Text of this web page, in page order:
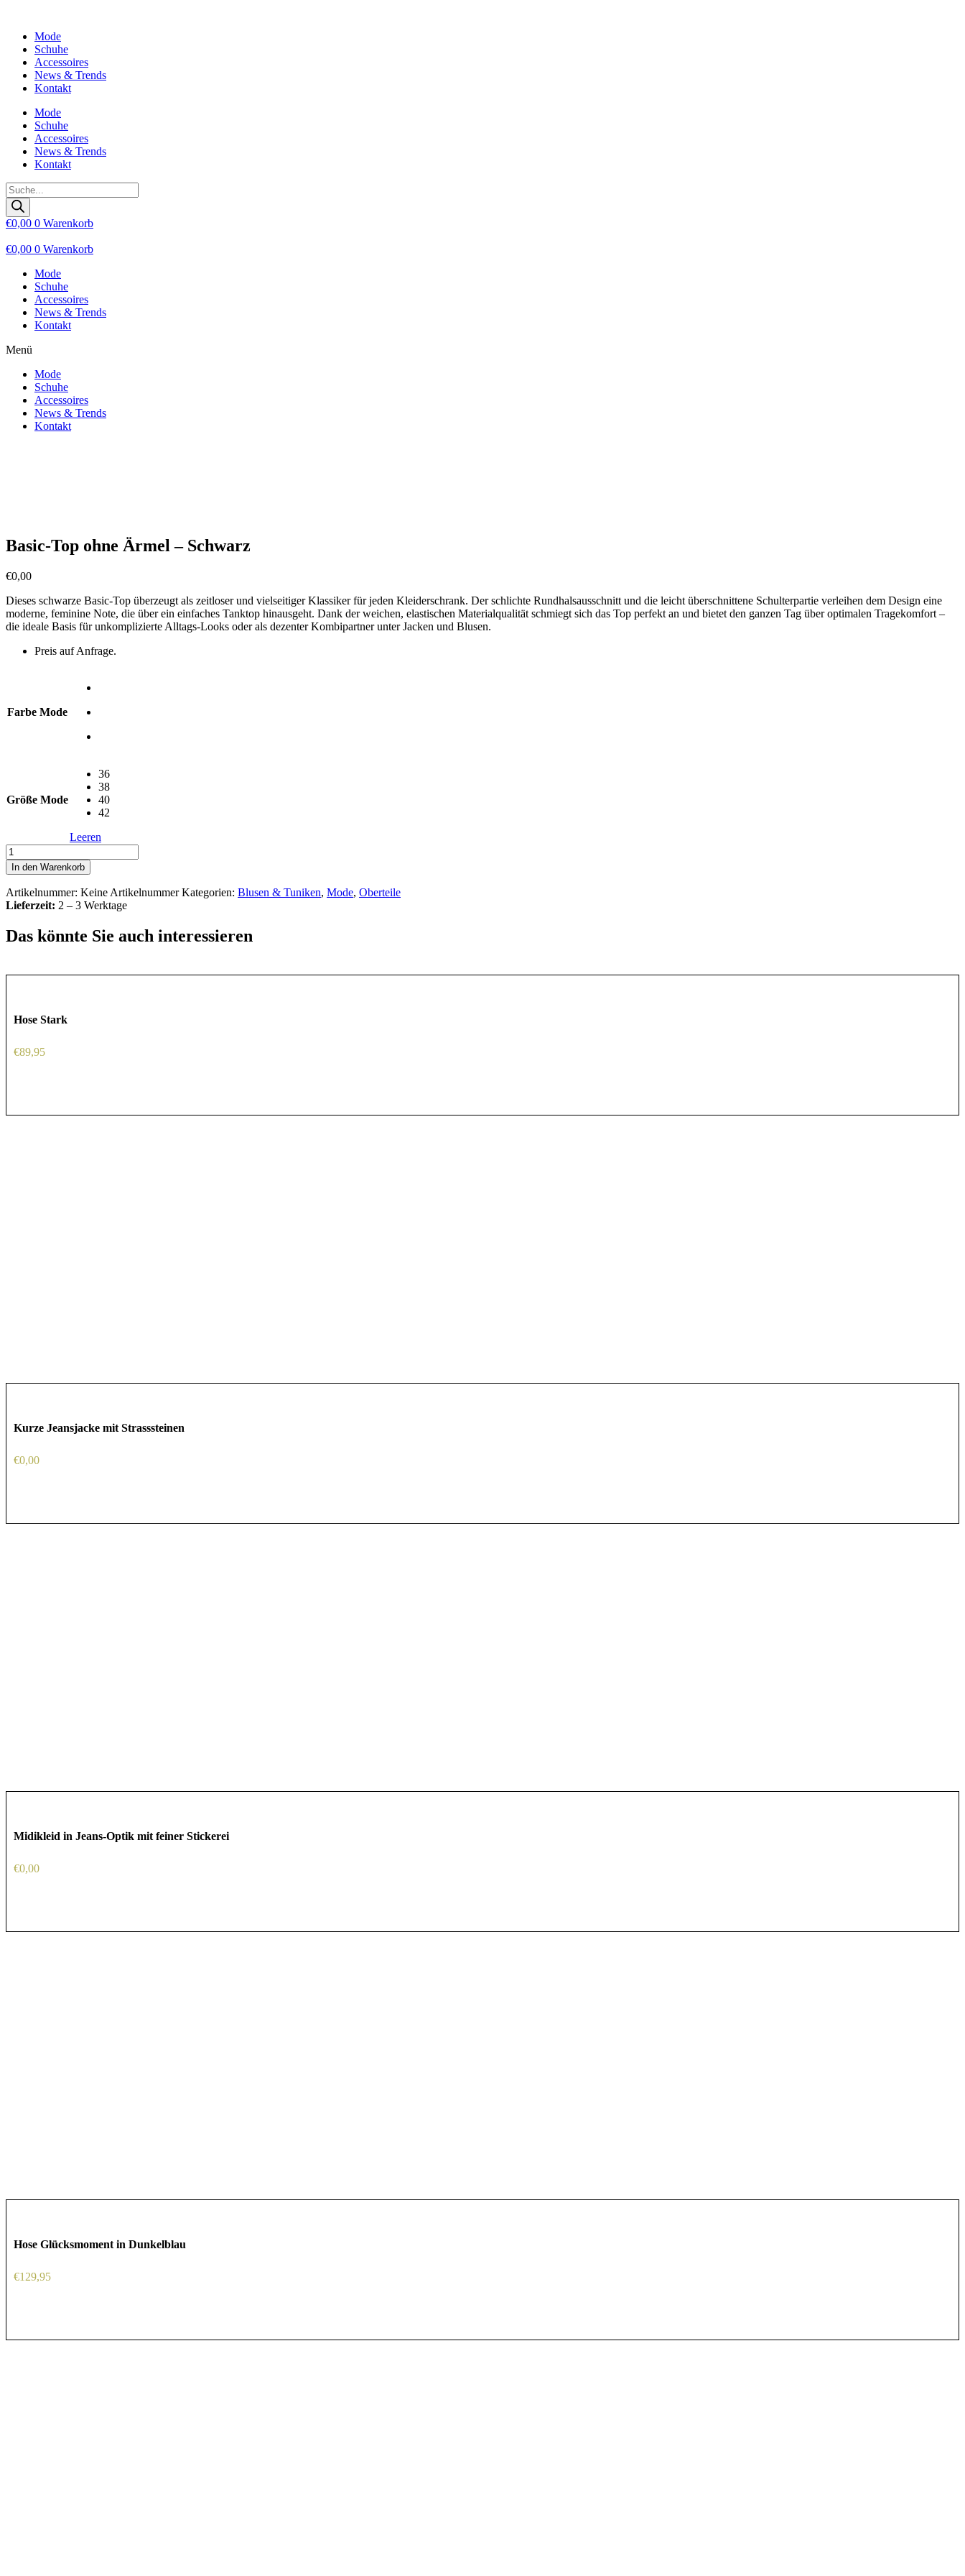
wechselnMode
Schuhe
Accessoires
News & Trends
Kontakt
Mode
Schuhe
Accessoires
News & Trends
Kontakt
Products
search
€0,00 0 Warenkorb
€0,00 0 Warenkorb
Mode
Schuhe
Accessoires
News & Trends
Kontakt
Menü
Mode
Schuhe
Accessoires
News & Trends
Kontakt
Basic-Top ohne Ärmel – Schwarz
€0,00
Dieses schwarze Basic-Top überzeugt als zeitloser und vielseitiger Klassiker für jeden Kleiderschrank. Der schlichte Rundhalsausschnitt und die leicht überschnittene Schulterpartie verleihen dem Design eine
moderne, feminine Note, die über ein einfaches Tanktop hinausgeht. Dank der weichen, elastischen Materialqualität schmiegt sich das Top perfekt an und bietet den ganzen Tag über optimalen Tragekomfort –
die ideale Basis für unkomplizierte Alltags-Looks oder als dezenter Kombipartner unter Jacken und Blusen.
Preis auf Anfrage.
Farbe Mode
Größe Mode
36
38
40
42
Leeren
Basic-
Top
ohne
Ärmel
-
Menge
In den Warenkorb
Artikelnummer: Keine ArtikelnummerKategorien: Blusen & Tuniken, Mode, Oberteile
Lieferzeit: 2 – 3 Werktage
Das könnte Sie auch interessieren
Hose Stark
€89,95
Kurze Jeansjacke mit Strasssteinen
€0,00
Midikleid in Jeans-Optik mit feiner Stickerei
€0,00
Hose Glücksmoment in Dunkelblau
€129,95